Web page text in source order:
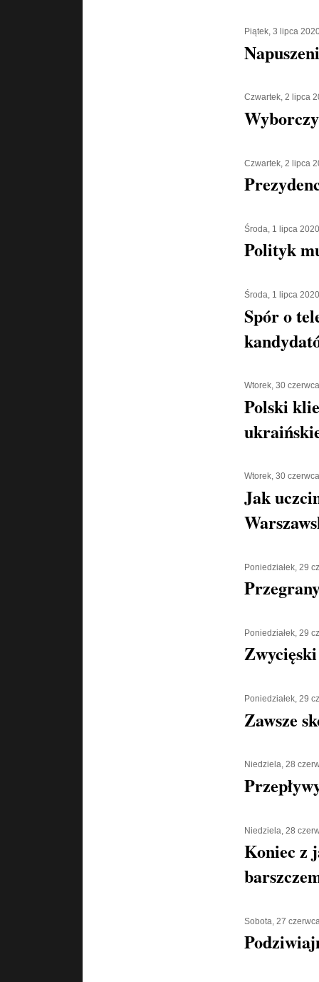
Piątek, 3 lipca
Czwartek, 2 lipca
Czwartek, 2 lipca
Środa, 1 lipca 2020
Polityk
Środa, 1 lipca 2020
Spór o
Wtorek, 30
Polski
Wtorek, 30
Jak
Poniedziałek, 29
Poniedziałek, 29
Poniedziałek, 29
Zawsze
Niedziela, 28
Niedziela, 28
Koniec z
Sobota, 27